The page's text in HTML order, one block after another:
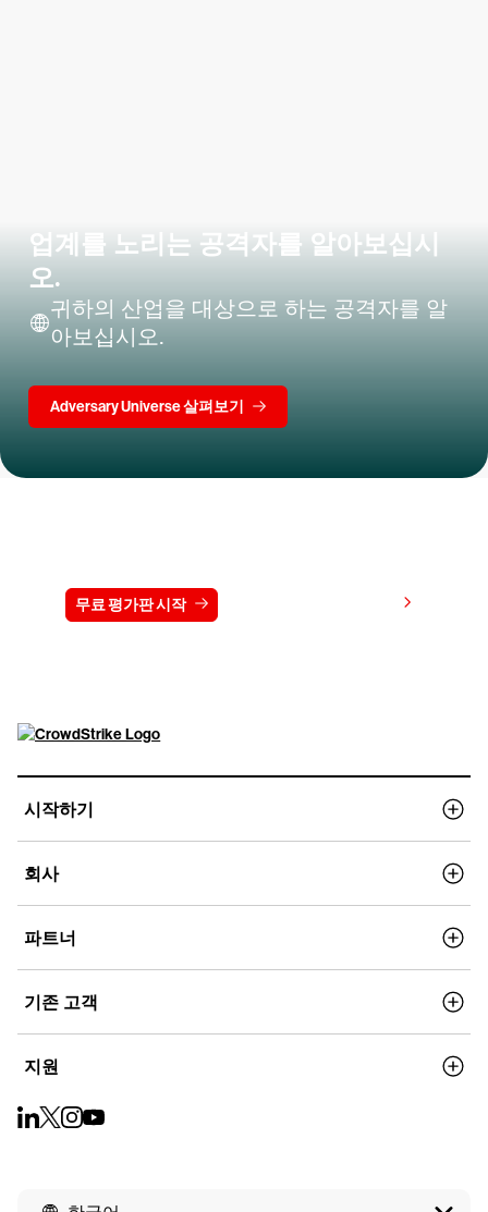
업계를 노리는 공격자를 알아보십시
오.
귀하의 산업을 대상으로 하는 공격자를 알
아보십시오.
Adversary Universe 살펴보기
무료 평가판 시작
시작하기
회사
파트너
기존 고객
지원